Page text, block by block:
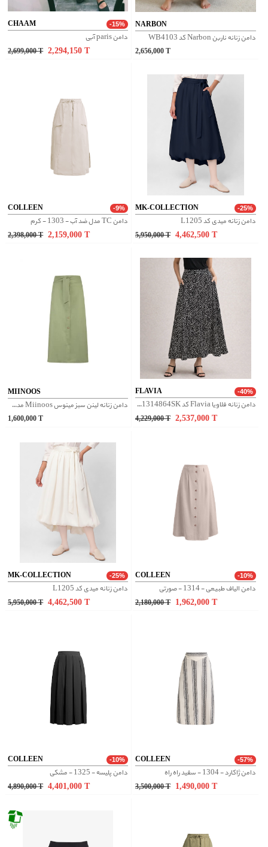
CHAAM -15%
دامن paris آبی
2,699,000 T 2,294,150
NARBON
دامن زنانه ناربن Narbon کد WB4103
2,656,000
COLLEEN -9%
دامن TC مدل ضد آب - 1303 - کرم
2,398,000 T 2,159,000
MK-COLLECTION -25%
دامن زنانه میدی کد L1205
5,950,000 T 4,462,500
MIINOOS
دامن زنانه لینن سبز مینوس Miinoos مدل آلبا
1,600,000
FLAVIA -40%
دامن زنانه فلاویا Flavia کد W1314864SK
4,229,000 T 2,537,000
MK-COLLECTION -25%
دامن زنانه میدی کد L1205
5,950,000 T 4,462,500
COLLEEN -10%
دامن الیاف طبیعی - 1314 - صورتی
2,180,000 T 1,962,000
COLLEEN -10%
دامن پلیسه - 1325 - مشکی
4,890,000 T 4,401,000
COLLEEN -57%
دامن ژاکارد - 1304 - سفید راه راه
3,500,000 T 1,490,000